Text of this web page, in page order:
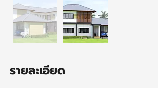
รายละเอียด